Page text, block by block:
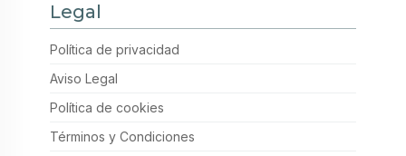
Legal
Política de privacidad
Aviso Legal
Política de cookies
Términos y Condiciones